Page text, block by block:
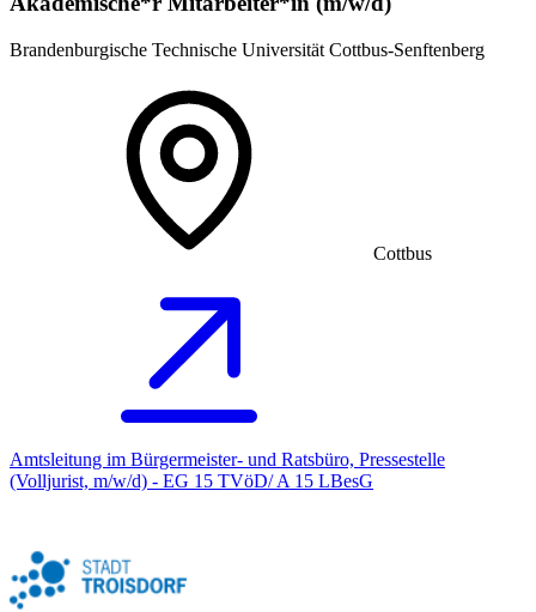
Brandenburgische Technische Universität Cottbus-Senftenberg
Cottbus
Amtsleitung im Bürgermeister- und Ratsbüro, Pressestelle
(Volljurist, m/w/d) - EG 15 TVöD/ A 15 LBesG